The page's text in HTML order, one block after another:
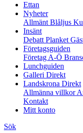
Ettan
Nyheter
Allmänt Blåljus
Insänt
Debatt Planket
Företagsguiden
Företag A-Ö
Lunchguiden
Galleri Direkt
Landskrona Direkt
Allmänna villkor
Kontakt
Mitt konto
Sök